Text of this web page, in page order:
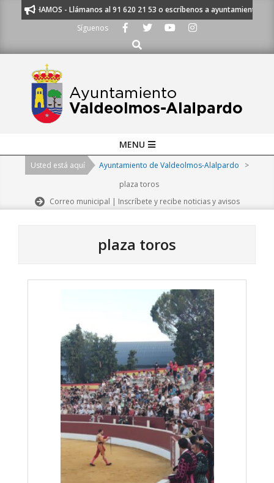
- Llámanos al 91 620 21 53 o escríbenos a
Síguenos
Buscar
Navigation
MENU
Usted está aquí Ayuntamiento de Valdeolmos-Alalpardo
>
plaza toros
Correo municipal | Inscríbete y recibe noticias y avisos
plaza toros